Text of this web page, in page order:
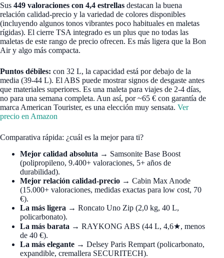
Sus 449 valoraciones con 4,4 estrellas destacan la buena
relación calidad-precio y la variedad de colores disponibles
(incluyendo algunos tonos vibrantes poco habituales en maletas
rígidas). El cierre TSA integrado es un plus que no todas las
maletas de este rango de precio ofrecen. Es más ligera que la Bon
Air y algo más compacta.
Puntos débiles: con 32 L, la capacidad está por debajo de la
media (39-44 L). El ABS puede mostrar signos de desgaste antes
que materiales superiores. Es una maleta para viajes de 2-4 días,
no para una semana completa. Aun así, por ~65 € con garantía de
marca American Tourister, es una elección muy sensata. Ver
precio en Amazon
Comparativa rápida: ¿cuál es la mejor para ti?
Mejor calidad absoluta → Samsonite Base Boost
(polipropileno, 9.400+ valoraciones, 5+ años de
durabilidad).
Mejor relación calidad-precio → Cabin Max Anode
(15.000+ valoraciones, medidas exactas para low cost, 70
€).
La más ligera → Roncato Uno Zip (2,0 kg, 40 L,
policarbonato).
La más barata → RAYKONG ABS (44 L, 4,6★, menos
de 40 €).
La más elegante → Delsey Paris Rempart (policarbonato,
expandible, cremallera SECURITECH).